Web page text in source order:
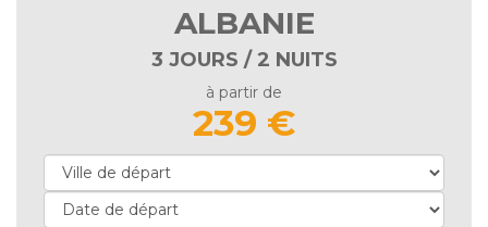
ALBANIE
3 JOURS / 2 NUITS
à partir de
239 €